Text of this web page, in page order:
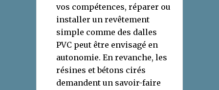
vos compétences, réparer ou
installer un revêtement
simple comme des dalles
PVC peut être envisagé en
autonomie. En revanche, les
résines et bétons cirés
demandent un savoir-faire